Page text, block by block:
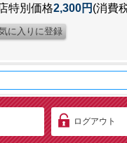
特別価格2,300円 (消費
ログアウト